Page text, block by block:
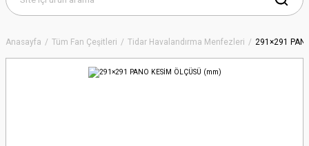
Anasayfa Tüm Fan Çeşitleri Tidar Havalandırma Menfezleri 291×291